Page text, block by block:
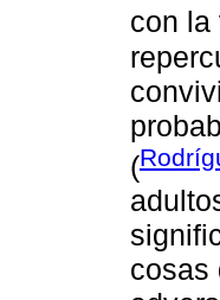
con la
(
cosas